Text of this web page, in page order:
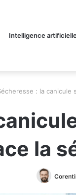
Intelligence
: la canicule
la